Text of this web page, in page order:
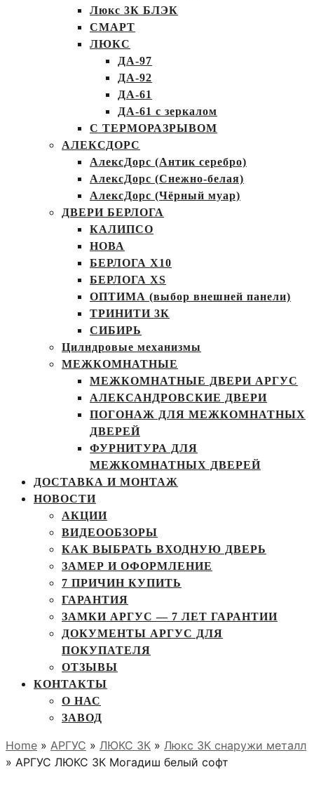
Люкс 3К БЛЭК
СМАРТ
ЛЮКС
ДА-97
ДА-92
ДА-61
ДА-61 с зеркалом
С ТЕРМОРАЗРЫВОМ
АЛЕКСДОРС
АлексДорс (Антик серебро)
АлексДорс (Снежно-белая)
АлексДорс (Чёрный муар)
ДВЕРИ БЕРЛОГА
КАЛИПСО
НОВА
БЕРЛОГА Х10
БЕРЛОГА XS
ОПТИМА (выбор внешней панели)
ТРИНИТИ 3К
СИБИРЬ
Цилндровые механизмы
МЕЖКОМНАТНЫЕ
МЕЖКОМНАТНЫЕ ДВЕРИ АРГУС
АЛЕКСАНДРОВСКИЕ ДВЕРИ
ПОГОНАЖ ДЛЯ МЕЖКОМНАТНЫХ
ДВЕРЕЙ
ФУРНИТУРА ДЛЯ
МЕЖКОМНАТНЫХ ДВЕРЕЙ
ДОСТАВКА И МОНТАЖ
НОВОСТИ
АКЦИИ
ВИДЕООБЗОРЫ
КАК ВЫБРАТЬ ВХОДНУЮ ДВЕРЬ
ЗАМЕР И ОФОРМЛЕНИЕ
7 ПРИЧИН КУПИТЬ
ГАРАНТИЯ
ЗАМКИ АРГУС — 7 ЛЕТ ГАРАНТИИ
ДОКУМЕНТЫ АРГУС ДЛЯ
ПОКУПАТЕЛЯ
ОТЗЫВЫ
КОНТАКТЫ
О НАС
ЗАВОД
Home » АРГУС » ЛЮКС 3К » Люкс 3К снаружи металл
» АРГУС ЛЮКС 3К Могадиш белый софт